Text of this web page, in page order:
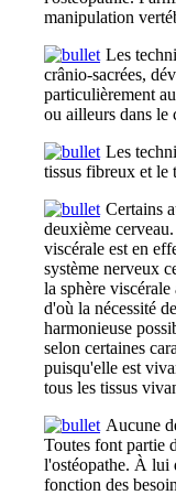
manipulation
Les
crânio-sacrées,
particulièrement
ou ailleurs dans le
Les
tissus fibreux et le
Certains
deuxième
viscérale est en
système nerveux
la sphère
d'où la nécessité
harmonieuse
selon certaines
puisqu'elle est
tous les tissus
Aucune
Toutes font partie
l'ostéopathe. À lui
fonction des